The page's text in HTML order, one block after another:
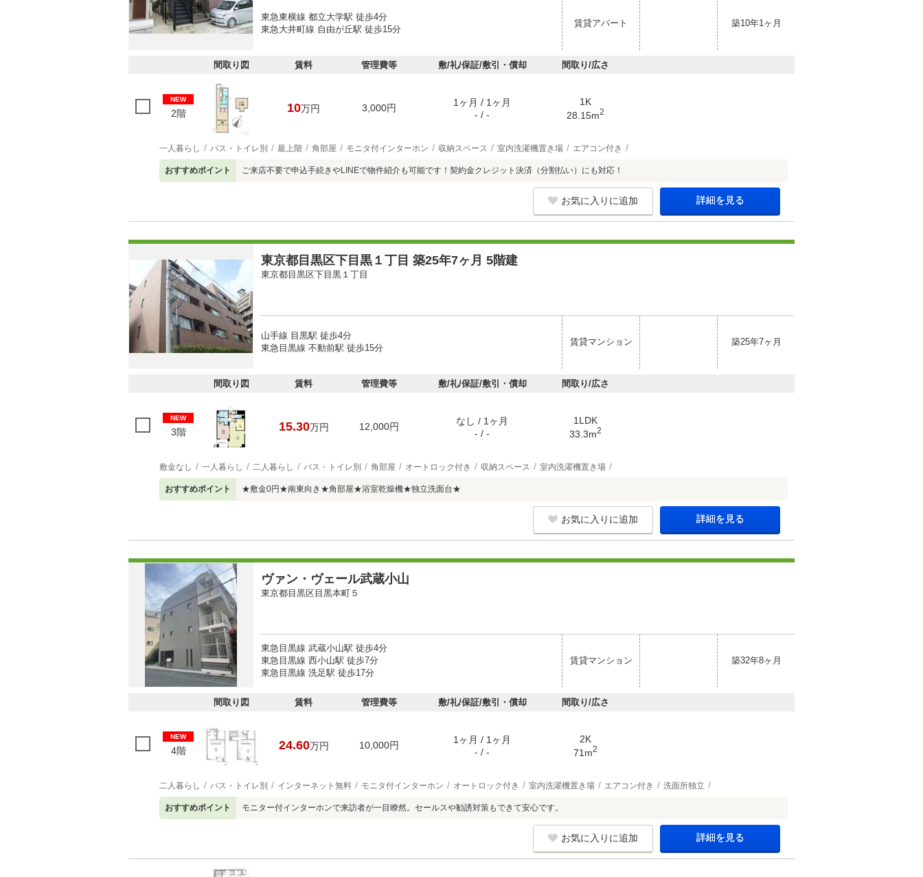
東急東横線 都立大学駅 徒歩4分
東急大井町線 自由が丘駅 徒歩15分
賃貸アパート 築10年1ヶ月
間取り図 賃料 管理費等 敷/礼/保証/敷引・償却 間取り/広さ
NEW
2階 10万円 3,000円
1ヶ月 / 1ヶ月
- / -
1K
28.15m2
一人暮らし バス・トイレ別 最上階 角部屋 モニタ付インターホン 収納スペース 室内洗濯機置き場 エアコン付き
おすすめポイント ご来店不要で申込手続きやLINEで物件紹介も可能です！契約金クレジット決済（分割払い）にも対応！
お気に入りに追加 詳細を見る
東京都目黒区下目黒１丁目 築25年7ヶ月 5階建
東京都目黒区下目黒１丁目
山手線 目黒駅 徒歩4分
東急目黒線 不動前駅 徒歩15分
賃貸マンション 築25年7ヶ月
間取り図 賃料 管理費等 敷/礼/保証/敷引・償却 間取り/広さ
NEW
3階 15.30万円 12,000円
なし / 1ヶ月
- / -
1LDK
33.3m2
敷金なし 一人暮らし 二人暮らし バス・トイレ別 角部屋 オートロック付き 収納スペース 室内洗濯機置き場
おすすめポイント ★敷金0円★南東向き★角部屋★浴室乾燥機★独立洗面台★
お気に入りに追加 詳細を見る
ヴァン・ヴェール武蔵小山
東京都目黒区目黒本町５
東急目黒線 武蔵小山駅 徒歩4分
東急目黒線 西小山駅 徒歩7分
東急目黒線 洗足駅 徒歩17分
賃貸マンション 築32年8ヶ月
間取り図 賃料 管理費等 敷/礼/保証/敷引・償却 間取り/広さ
NEW
4階 24.60万円 10,000円
1ヶ月 / 1ヶ月
- / -
2K
71m2
二人暮らし バス・トイレ別 インターネット無料 モニタ付インターホン オートロック付き 室内洗濯機置き場 エアコン付き 洗面所独立
おすすめポイント モニター付インターホンで来訪者が一目瞭然。セールスや勧誘対策もできて安心です。
お気に入りに追加 詳細を見る